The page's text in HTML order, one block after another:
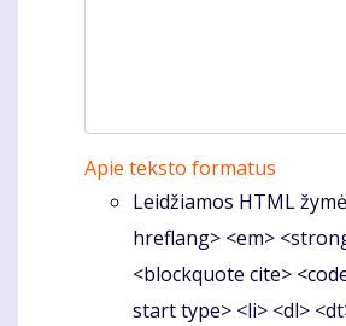
Apie teksto formatus
Leidžiamos HTML
hreflang> <em>
<blockquote cite>
start type> <li> <dl>